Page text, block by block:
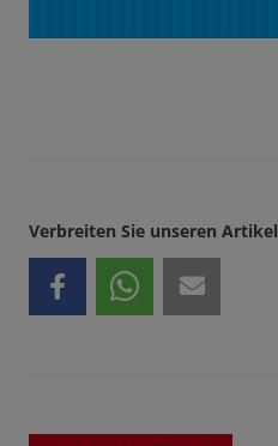
Verbreiten Sie unseren Artikel